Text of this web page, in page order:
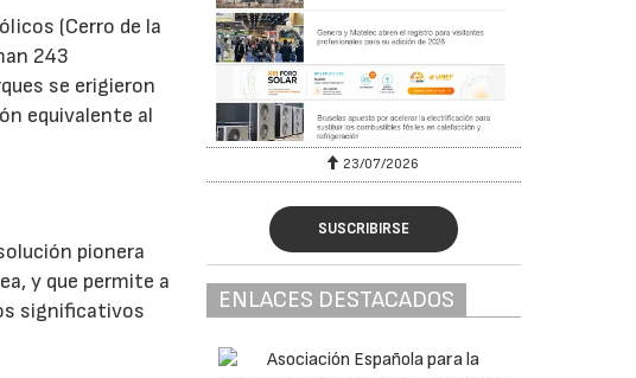
(Cerro de la
243
se erigieron
equivalente al
pionera
y que permite a
significativos
23/07/2026
SUSCRIBIRSE
ENLACES DESTACADOS